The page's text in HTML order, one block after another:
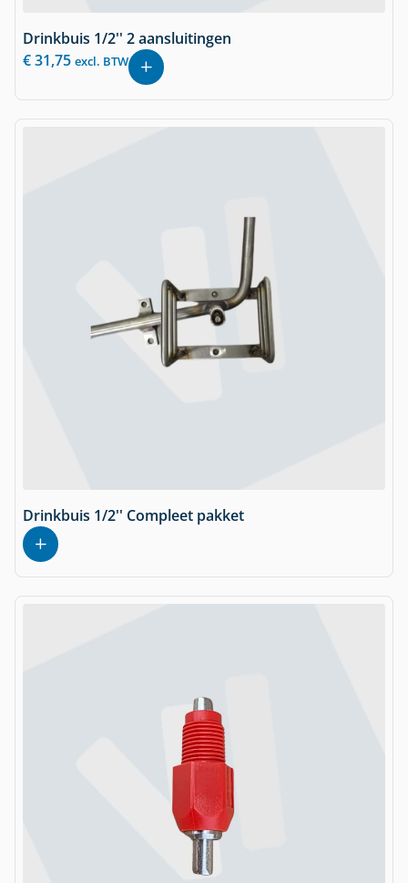
Drinkbuis 1/2'' 2 aansluitingen
€31,75 excl. BTW
Drinkbuis 1/2'' Compleet pakket